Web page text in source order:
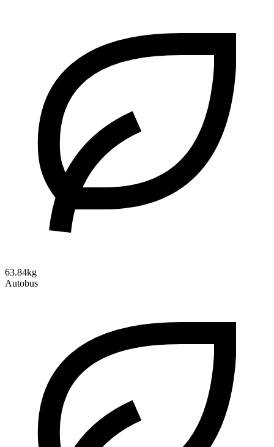
63.84kg
Autobus